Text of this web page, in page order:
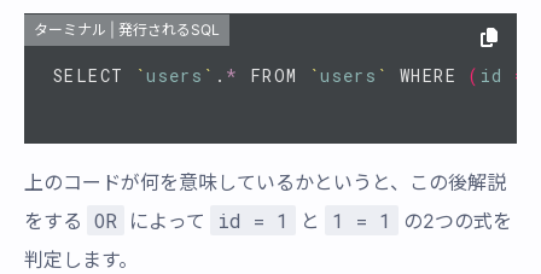
ターミナル | 発行されるSQL
SELECT `users ` . * FROM `users ` WHERE ( id =
上のコードが何を意味しているかというと、この後解説
をする OR によって id = 1 と 1 = 1
の2つの式を
判定します。